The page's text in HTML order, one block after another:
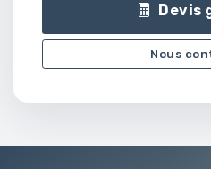
Devis
Nous